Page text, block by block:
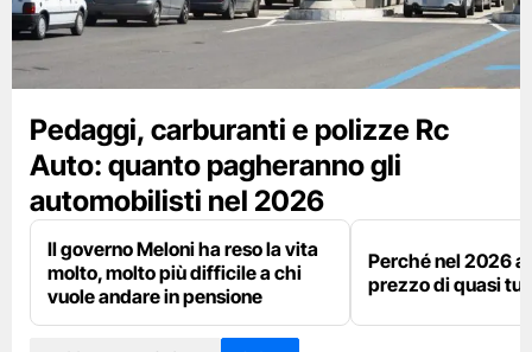
Pedaggi, carburanti e polizze Rc
Auto: quanto pagheranno gli
automobilisti nel 2026
Il governo Meloni ha reso la vita
molto, molto più difficile a chi
vuole andare in pensione
Perché nel 2026
prezzo di quasi